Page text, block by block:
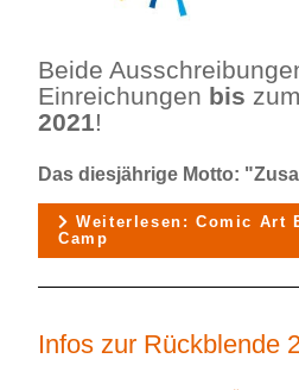
Beide
Einreichungen bis zum
2021 !
Das diesjährige Motto:
Weiterlesen: Comic Art
Camp
Infos zur Rückblende